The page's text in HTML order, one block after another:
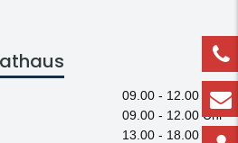
09.00 - 12.00 Uhr
09.00 - 12.00 Uhr
13.00 - 18.00 Uhr